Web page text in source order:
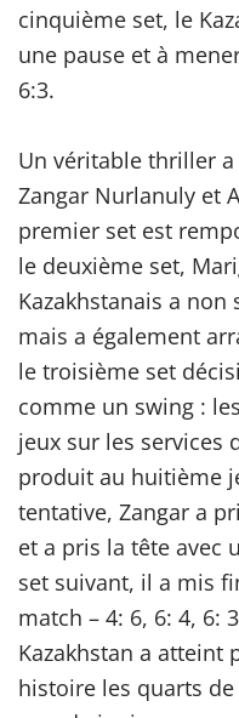
cinquième set, le
une pause et à
6:3.
Un véritable thriller
Zangar Nurlanuly et
premier set est
le deuxième set,
Kazakhstanais a
mais a également
le troisième set
comme un swing :
jeux sur les services
produit au huitième
tentative, Zangar a
et a pris la tête avec
set suivant, il a mis
match – 4: 6, 6: 4, 6:
Kazakhstan a atteint
histoire les quarts